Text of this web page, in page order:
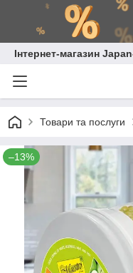
Інтернет-магазин
Товари та послуги
–13%